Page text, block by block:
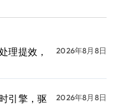
理提效，
2026年8月8日
引擎，驱
2026年8月8日